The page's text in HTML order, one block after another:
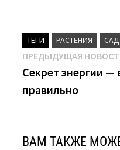
ТЕГИ РАСТЕНИЯ САД
Навигация
по
записям
ПРЕДЫДУЩАЯ
Секрет энергии —
правильно
ВАМ ТАКЖЕ